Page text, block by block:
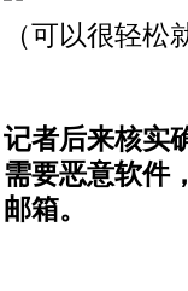
（可以很轻松
记者后来核实
需要恶意软件
邮箱。